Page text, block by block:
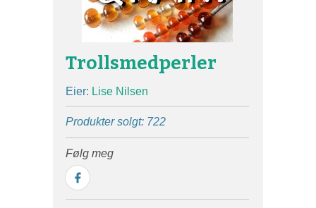
Trollsmedperler
Eier: Lise Nilsen
Produkter solgt: 722
Følg meg